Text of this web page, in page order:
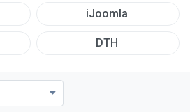
iJoomla
DTH